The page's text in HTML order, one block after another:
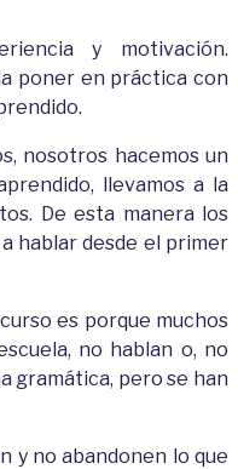
y motivación.
poner en práctica con
nosotros hacemos un
llevamos a la
De esta manera los
hablar desde el primer
es porque muchos
no hablan o, no
gramática, pero se han
y no abandonen lo que